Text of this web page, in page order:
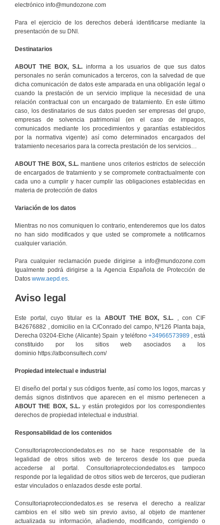
electrónico info@mundozone.com
Para el ejercicio de los derechos deberá identificarse mediante la
presentación de su DNI.
Destinatarios
ABOUT THE BOX, S.L. informa a los usuarios de que sus datos
personales no serán comunicados a terceros, con la salvedad de que
dicha comunicación de datos este amparada en una obligación legal o
cuando la prestación de un servicio implique la necesidad de una
relación contractual con un encargado de tratamiento. En este último
caso, los destinatarios de sus datos pueden ser empresas del grupo,
empresas de solvencia patrimonial (en el caso de impagos,
comunicados mediante los procedimientos y garantías establecidos
por la normativa vigente) así como determinados encargados del
tratamiento necesarios para la correcta prestación de los servicios…
ABOUT THE BOX, S.L.mantiene unos criterios estrictos de selección
de encargados de tratamiento y se compromete contractualmente con
cada uno a cumplir y hacer cumplir las obligaciones establecidas en
materia de protección de datos
Variación de los datos
Mientras no nos comuniquen lo contrario, entenderemos que los datos
no han sido modificados y que usted se compromete a notificarnos
cualquier variación.
Para cualquier reclamación puede dirigirse a info@mundozone.com
Igualmente podrá dirigirse a la Agencia Española de Protección de
Datos www.aepd.es.
Aviso legal
Este portal, cuyo titular es la ABOUT THE BOX, S.L. , con CIF
B42676882 , domicilio en la C/Conrado del campo, Nº126 Planta baja,
Derecha 03204-Elche (Alicante) Spain y teléfono +34966573989 , está
constituido por los sitios web asociados a los
dominio https://atbconsultech.com/
Propiedad intelectual e industrial
El diseño del portal y sus códigos fuente, así como los logos, marcas y
demás signos distintivos que aparecen en el mismo pertenecen a
ABOUT THE BOX, S.L. y están protegidos por los correspondientes
derechos de propiedad intelectual e industrial.
Responsabilidad de los contenidos
Consultoriaprotecciondedatos.es no se hace responsable de la
legalidad de otros sitios web de terceros desde los que pueda
accederse al portal. Consultoriaprotecciondedatos.es tampoco
responde por la legalidad de otros sitios web de terceros, que pudieran
estar vinculados o enlazados desde este portal.
Consultoriaprotecciondedatos.es se reserva el derecho a realizar
cambios en el sitio web sin previo aviso, al objeto de mantener
actualizada su información, añadiendo, modificando, corrigiendo o